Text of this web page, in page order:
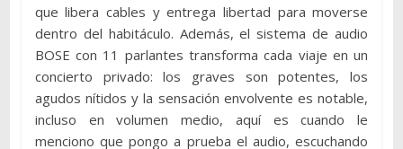
que libera cables y entrega libertad para moverse
dentro del habitáculo. Además, el sistema de audio
BOSE con 11 parlantes transforma cada viaje en un
concierto privado: los graves son potentes, los
agudos nítidos y la sensación envolvente es notable,
incluso en volumen medio, aquí es cuando le
menciono que pongo a prueba el audio, escuchando